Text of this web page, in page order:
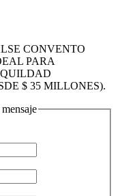
CONVENTO
PARA
$ 35 MILLONES).